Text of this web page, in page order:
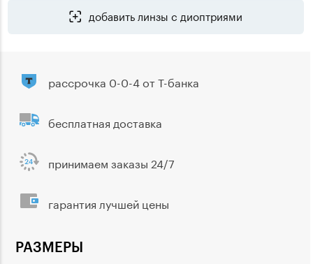
добавить линзы с диоптриями
РАЗМЕРЫ
рассрочка 0-0-4 от Т-банка
бесплатная доставка
принимаем заказы 24/7
гарантия лучшей цены